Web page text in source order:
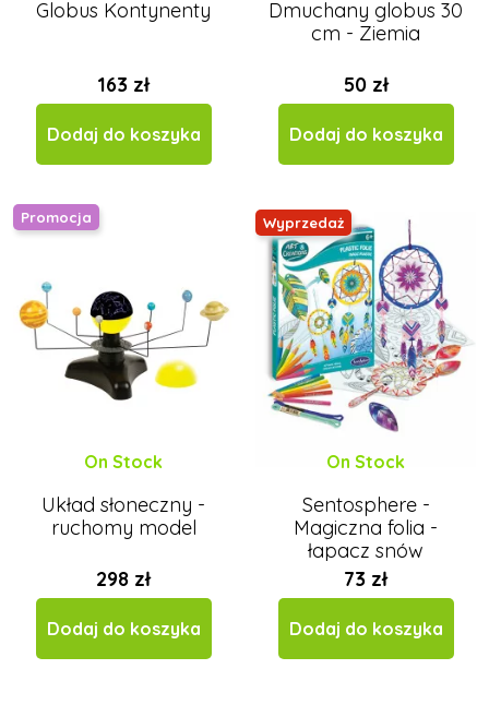
Globus Kontynenty
163 zł
Dodaj do koszyka
Dmuchany globus 30
cm - Ziemia
50 zł
Dodaj do koszyka
Promocja
On Stock
Układ słoneczny -
ruchomy model
298 zł
Dodaj do koszyka
Wyprzedaż
On Stock
Sentosphere -
Magiczna folia -
łapacz snów
73 zł
Dodaj do koszyka